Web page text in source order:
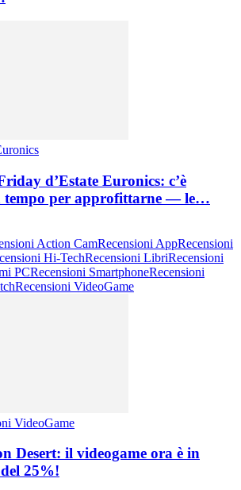
d’Estate Euronics: c’è
tempo per approfittarne — le…
Action CamRecensioni AppRecensioni
Hi-TechRecensioni LibriRecensioni
PCRecensioni SmartphoneRecensioni
Recensioni VideoGame
VideoGame
Desert: il videogame ora è in
25%!